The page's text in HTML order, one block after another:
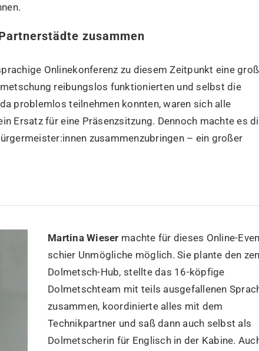
zusammen
Onlinekonferenz zu diesem Zeitpunkt eine
reibungslos funktionierten und selbst die
problemlos teilnehmen konnten, waren sich alle
Ersatz für eine Präsenzsitzung. Dennoch machte es
zusammenzubringen – ein großer
Martina Wieser machte für dieses Online-
schier Unmögliche möglich. Sie plante den
Dolmetsch-Hub, stellte das 16-köpfige
Dolmetschteam mit teils ausgefallenen
zusammen, koordinierte alles mit dem
Technikpartner und saß dann auch selbst als
Dolmetscherin für Englisch in der Kabine.